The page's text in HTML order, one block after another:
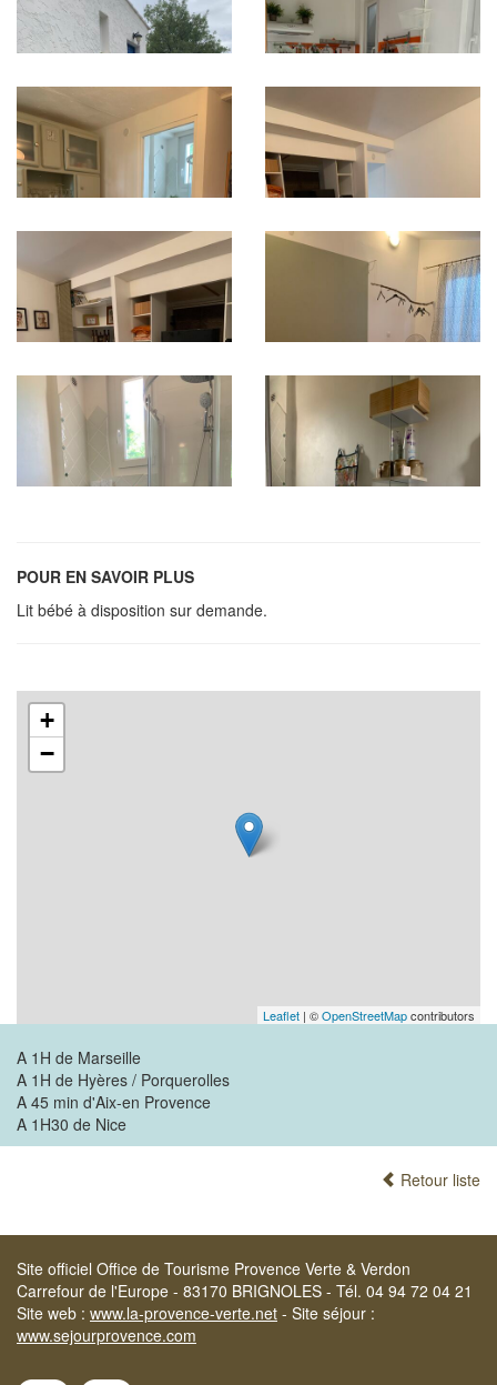
POUR EN SAVOIR PLUS
Lit bébé à disposition sur demande.
+
−
Leaflet | ©OpenStreetMapcontributors
A 1H de Marseille
A 1H de Hyères / Porquerolles
A 45 min d'Aix-en Provence
A 1H30 de Nice
Retour liste
Site officiel Office de Tourisme Provence Verte & Verdon
Carrefour de l'Europe - 83170 BRIGNOLES - Tél. 04 94 72 04 21
Site web : www.la-provence-verte.net - Site séjour :
www.sejourprovence.com